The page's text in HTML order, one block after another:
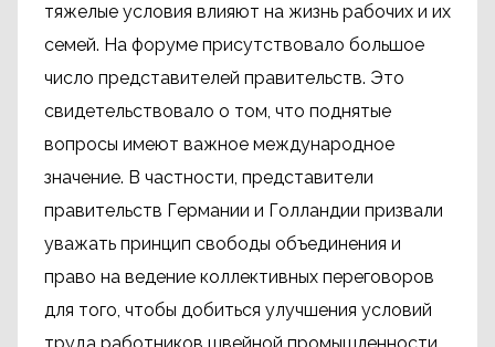
тяжелые условия влияют на жизнь рабочих и их
семей. На форуме присутствовало большое
число представителей правительств. Это
свидетельствовало о том, что поднятые
вопросы имеют важное международное
значение. В частности, представители
правительств Германии и Голландии призвали
уважать принцип свободы объединения и
право на ведение коллективных переговоров
для того, чтобы добиться улучшения условий